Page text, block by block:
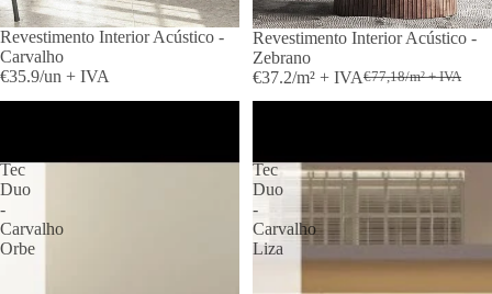
Revestimento Interior Acústico -
Carvalho
€35.9/un + IVA
PROMOÇÃO
-20%
Revestimento Interior Acústico -
Zebrano
€37.2/m² + IVA€77,18/m² + IVA
Tec
Duo
-
Carvalho
Orbe
Tec
Duo
-
Carvalho
Liza